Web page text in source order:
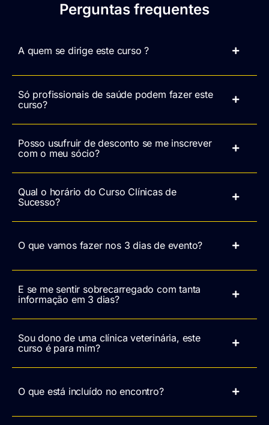
Perguntas frequentes
A quem se dirige este curso ?
Só profissionais de saúde podem fazer este
curso?
Posso usufruir de desconto se me inscrever
com o meu sócio?
Qual o horário do Curso Clínicas de
Sucesso?
O que vamos fazer nos 3 dias de evento?
E se me sentir sobrecarregado com tanta
informação em 3 dias?
Sou dono de uma clínica veterinária, este
curso é para mim?
O que está incluído no encontro?